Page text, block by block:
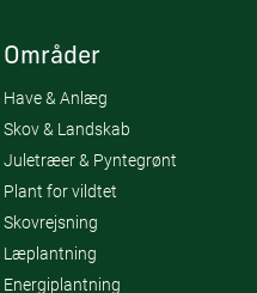
Områder
Have & Anlæg
Skov & Landskab
Juletræer & Pyntegrønt
Plant for vildtet
Skovrejsning
Læplantning
Energiplantning